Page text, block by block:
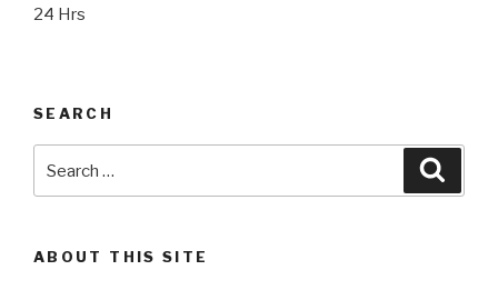
24 Hrs
SEARCH
for:
ABOUT THIS SITE